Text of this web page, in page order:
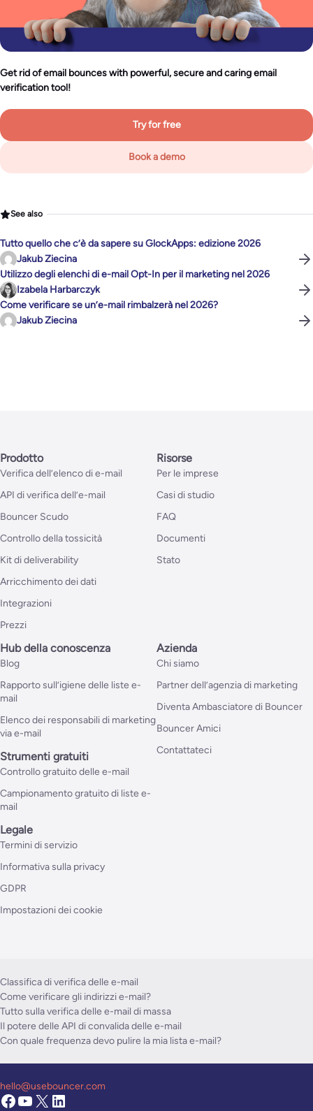
Get rid of email bounces with powerful, secure and caring email
verification tool!
Try for free
Book a demo
See also
Tutto quello che c’è da sapere su GlockApps: edizione 2026
Jakub Ziecina
Utilizzo degli elenchi di e-mail Opt-In per il marketing nel 2026
Izabela Harbarczyk
Come verificare se un’e-mail rimbalzerà nel 2026?
Jakub Ziecina
Prodotto
Verifica dell’elenco di e-mail
API di verifica dell’e-mail
Bouncer Scudo
Controllo della tossicità
Kit di deliverability
Arricchimento dei dati
Integrazioni
Prezzi
Risorse
Per le imprese
Casi di studio
FAQ
Documenti
Stato
Hub della conoscenza
Blog
Rapporto sull’igiene delle liste e-
mail
Elenco dei responsabili di marketing
via e-mail
Strumenti gratuiti
Controllo gratuito delle e-mail
Campionamento gratuito di liste e-
mail
Azienda
Chi siamo
Partner dell’agenzia di marketing
Diventa Ambasciatore di Bouncer
Bouncer Amici
Contattateci
Legale
Termini di servizio
Informativa sulla privacy
GDPR
Impostazioni dei cookie
Classifica di verifica delle e-mail
Come verificare gli indirizzi e-mail?
Tutto sulla verifica delle e-mail di massa
Il potere delle API di convalida delle e-mail
Con quale frequenza devo pulire la mia lista e-mail?
hello@usebouncer.com